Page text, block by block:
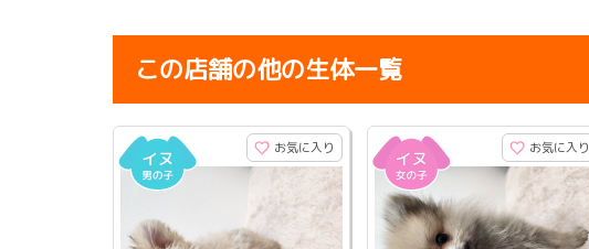
この店舗の他の生体一覧
お気に入り お気に入り